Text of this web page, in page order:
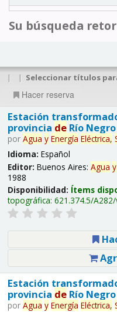
Su búsqueda
| | Seleccionar títulos
Hacer reserva
Estación
provincia deRío Negro
por Agua y Energía Eléctrica,
Idioma: Español
Editor: Buenos Aires: Agua y
1988
Disponibilidad: Ítems
topográfica: 621.374.5/A282/
Estación
provincia deRío Negro
por Agua y Energía Eléctrica,